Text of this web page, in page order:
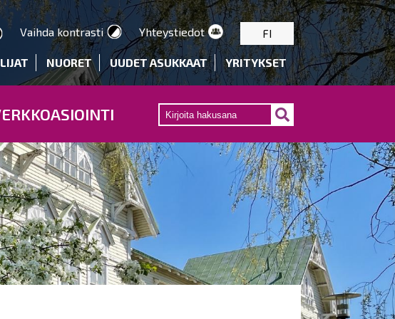
Vaihda kontrasti Yhteystiedot FI
NUORET UUDET ASUKKAAT YRITYKSET